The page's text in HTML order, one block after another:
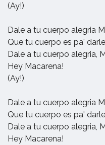
(Ay!)
Dale a tu cuerpo alegria
Que tu cuerpo es pa'
Dale a tu cuerpo alegria,
Hey Macarena!
(Ay!)
Dale a tu cuerpo alegria
Que tu cuerpo es pa'
Dale a tu cuerpo alegria,
Hey Macarena!